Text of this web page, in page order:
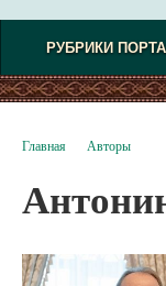
РУБРИКИ
Главная Авторы